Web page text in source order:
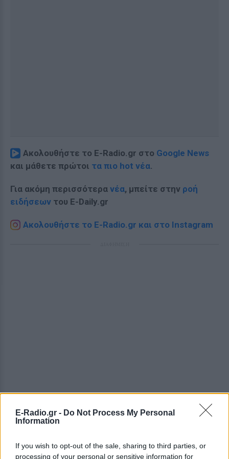
E-Radio.gr - Do Not Process My Personal
Information
If you wish to opt-out of the sale, sharing to third parties, or
processing of your personal or sensitive information for
Ακολουθήστε το E-Radio.gr στο Google News
και μάθετε πρώτοι τα πιο hot νέα.
Για ακόμη περισσότερα νέα, μπείτε στην ροή
ειδήσεων του E-Daily.gr
Ακολουθήστε το E-Radio.gr και στο Instagram